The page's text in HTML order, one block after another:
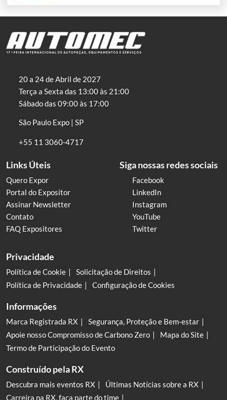
20 a 24 de Abril de 2027
Terça a Sexta das 13:00 às 21:00
Sábado das 09:00 às 17:00
São Paulo Expo | SP
+55 11 3060-4717
Links Úteis
Quero Expor
Portal do Expositor
Assinar Newsletter
Contato
FAQ Expositores
Siga nossas redes sociais
Facebook
LinkedIn
Instagram
YouTube
Twitter
Privacidade
Política de Cookie
Solicitação de Direitos
Política de Privacidade
Configuração de Cookies
Informações
Marca Registrada RX
Segurança, Proteção e Bem-estar
Apoie nosso Compromisso de Carbono Zero
Mapa do Site
Termo de Participação do Evento
Construído pela RX
Descubra mais eventos RX
Últimas Notícias sobre a RX
Carreira na RX, faça parte do time